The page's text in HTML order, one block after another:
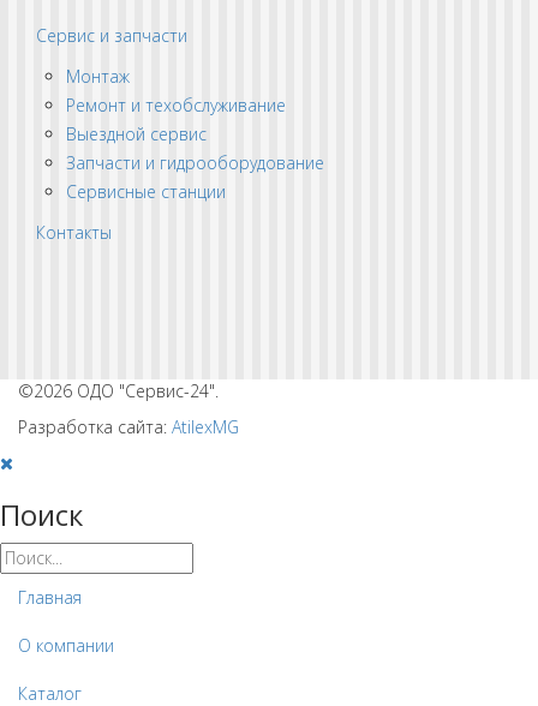
Сервис и запчасти
Монтаж
Ремонт и техобслуживание
Выездной сервис
Запчасти и гидрооборудование
Сервисные станции
Контакты
©2026 ОДО "Сервис-24".
Разработка сайта: AtilexMG
Поиск
Главная
О компании
Каталог